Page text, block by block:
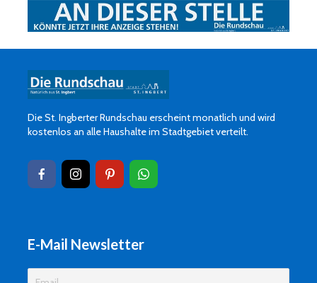
Die St. Ingberter Rundschau erscheint monatlich und wird
kostenlos an alle Haushalte im Stadtgebiet verteilt.
E-Mail Newsletter